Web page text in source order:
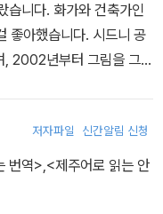
습니다. 화가와 건축가인
좋아했습니다. 시드니 공
, 2002년부터 그림을 그리
저자파일 신간알림 신청
번역>,<제주어로 읽는 안